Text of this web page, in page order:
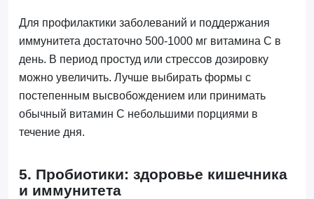
Для профилактики заболеваний и поддержания
иммунитета достаточно 500-1000 мг витамина С в
день. В период простуд или стрессов дозировку
можно увеличить. Лучше выбирать формы с
постепенным высвобождением или принимать
обычный витамин С небольшими порциями в
течение дня.
5. Пробиотики: здоровье кишечника
и иммунитета